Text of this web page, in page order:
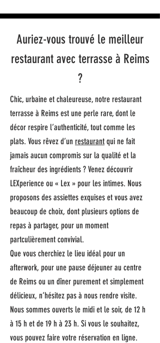
Auriez-vous trouvé le meilleur
restaurant avec terrasse à Reims
?
Chic, urbaine et chaleureuse, notre restaurant
terrasse à Reims est une perle rare, dont le
décor respire l’authenticité, tout comme les
plats. Vous rêvez d’un restaurant qui ne fait
jamais aucun compromis sur la qualité et la
fraîcheur des ingrédients ? Venez découvrir
LEXperience ou « Lex » pour les intimes. Nous
proposons des assiettes exquises et vous avez
beaucoup de choix, dont plusieurs options de
repas à partager, pour un moment
partculièrement convivial.
Que vous cherchiez le lieu idéal pour un
afterwork, pour une pause déjeuner au centre
de Reims ou un dîner purement et simplement
délicieux, n’hésitez pas à nous rendre visite.
Nous sommes ouverts le midi et le soir, de 12 h
à 15 h et de 19 h à 23 h. Si vous le souhaitez,
vous pouvez faire votre réservation en ligne.